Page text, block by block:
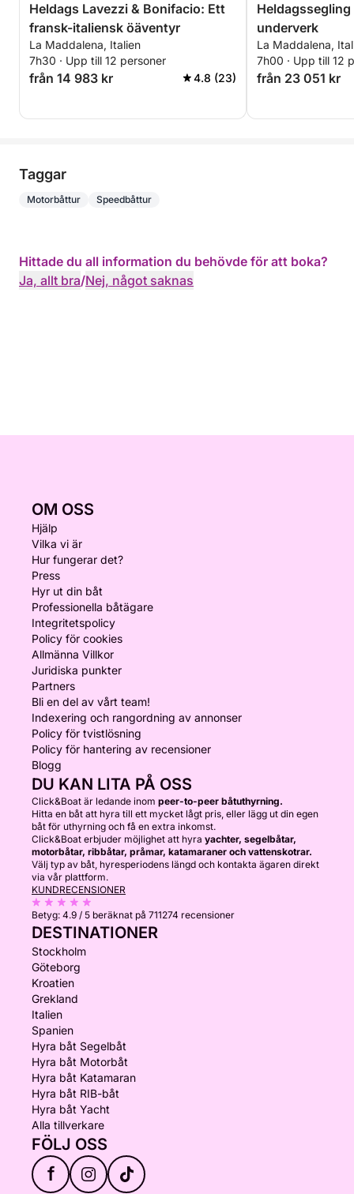
Heldags Lavezzi & Bonifacio: Ett
fransk-italiensk öäventyr
La Maddalena, Italien
7h30 · Upp till 12 personer
från 14 983 kr 4.8 (23)
Heldagssegling
underverk
La Maddalena,
7h00 · Upp till 12
från 23 051 kr
Taggar
Motorbåttur Speedbåttur
Hittade du all information du behövde för att boka?
Ja, allt bra/Nej, något saknas
OM OSS
Hjälp
Vilka vi är
Hur fungerar det?
Press
Hyr ut din båt
Professionella båtägare
Integritetspolicy
Policy för cookies
Allmänna Villkor
Juridiska punkter
Partners
Bli en del av vårt team!
Indexering och rangordning av annonser
Policy för tvistlösning
Policy för hantering av recensioner
Blogg
DU KAN LITA PÅ OSS
Click&Boat är ledande inom peer-to-peer båtuthyrning.
Hitta en båt att hyra till ett mycket lågt pris, eller lägg ut din egen
båt för uthyrning och få en extra inkomst.
Click&Boat erbjuder möjlighet att hyra yachter, segelbåtar,
motorbåtar, ribbåtar, pråmar, katamaraner och vattenskotrar.
Välj typ av båt, hyresperiodens längd och kontakta ägaren direkt
via vår plattform.
KUNDRECENSIONER
Betyg: 4.9 / 5 beräknat på 711274 recensioner
DESTINATIONER
Stockholm
Göteborg
Kroatien
Grekland
Italien
Spanien
Hyra båt Segelbåt
Hyra båt Motorbåt
Hyra båt Katamaran
Hyra båt RIB-båt
Hyra båt Yacht
Alla tillverkare
FÖLJ OSS
f